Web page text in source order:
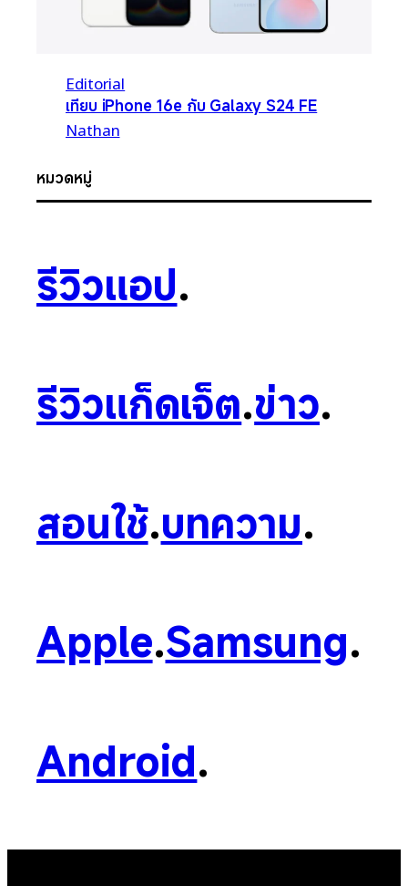
Editorial
เทียบ iPhone 16e กับ Galaxy S24 FE
Nathan
หมวดหมู่
รีวิวแอป.
รีวิวแก็ดเจ็ต.ข่าว.
สอนใช้.บทความ.
Apple.Samsung.
Android.